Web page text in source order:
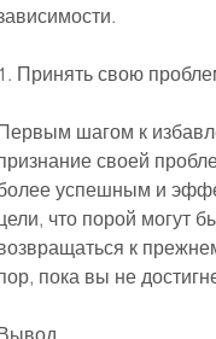
1. Принять свою
шагом к
своей
успешным и
что порой могут
к
пока вы не